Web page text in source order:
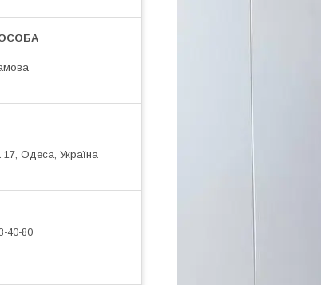
17, Одеса, Україна
40-80